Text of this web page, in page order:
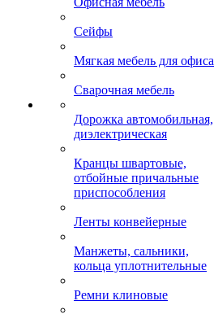
Сейфы
Мягкая мебель для офиса
Сварочная мебель
Дорожка автомобильная,
диэлектрическая
Кранцы швартовые,
отбойные причальные
приспособления
Ленты конвейерные
Манжеты, сальники,
кольца уплотнительные
Ремни клиновые